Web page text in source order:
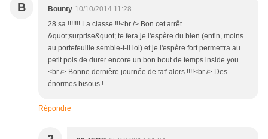
B Bounty 10/10/2014 11:28
28 sa !!!!!!! La classe !!!<br /> Bon cet arrêt
&quot;surprise&quot; te fera je l'espère du bien (enfin, moins
au portefeuille semble-t-il lol) et je l'espère fort permettra au
petit pois de durer encore un bon bout de temps inside you...
<br /> Bonne dernière journée de taf' alors !!!!<br /> Des
énormes bisous !
Répondre